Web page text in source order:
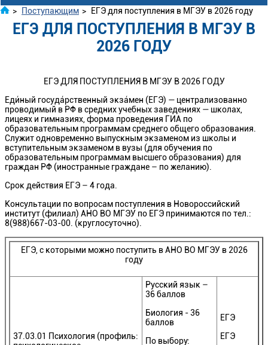
> Поступающим > ЕГЭ для поступления в МГЭУ в 2026 году
ЕГЭ ДЛЯ ПОСТУПЛЕНИЯ В МГЭУ В
2026 ГОДУ
ЕГЭ ДЛЯ ПОСТУПЛЕНИЯ В МГЭУ В 2026 ГОДУ
Еди́ный госуда́рственный экза́мен (ЕГЭ) — централизованно
проводимый в РФ в средних учебных заведениях — школах,
лицеях и гимназиях, форма проведения ГИА по
образовательным программам среднего общего образования.
Служит одновременно выпускным экзаменом из школы и
вступительным экзаменом в вузы (для обучения по
образовательным программам высшего образования) для
граждан РФ (иностранные граждане – по желанию).
Срок действия ЕГЭ – 4 года.
Консультации по вопросам поступления в Новороссийский
институт (филиал) АНО ВО МГЭУ по ЕГЭ принимаются по тел.:
8(988)667-03-00. (круглосуточно).
ЕГЭ, с которыми можно поступить в АНО ВО МГЭУ в 2026
году
37.03.01 Психология (профиль:
Русский язык –
36 баллов
Биология - 36
баллов
По выбору:
ЕГЭ
ЕГЭ